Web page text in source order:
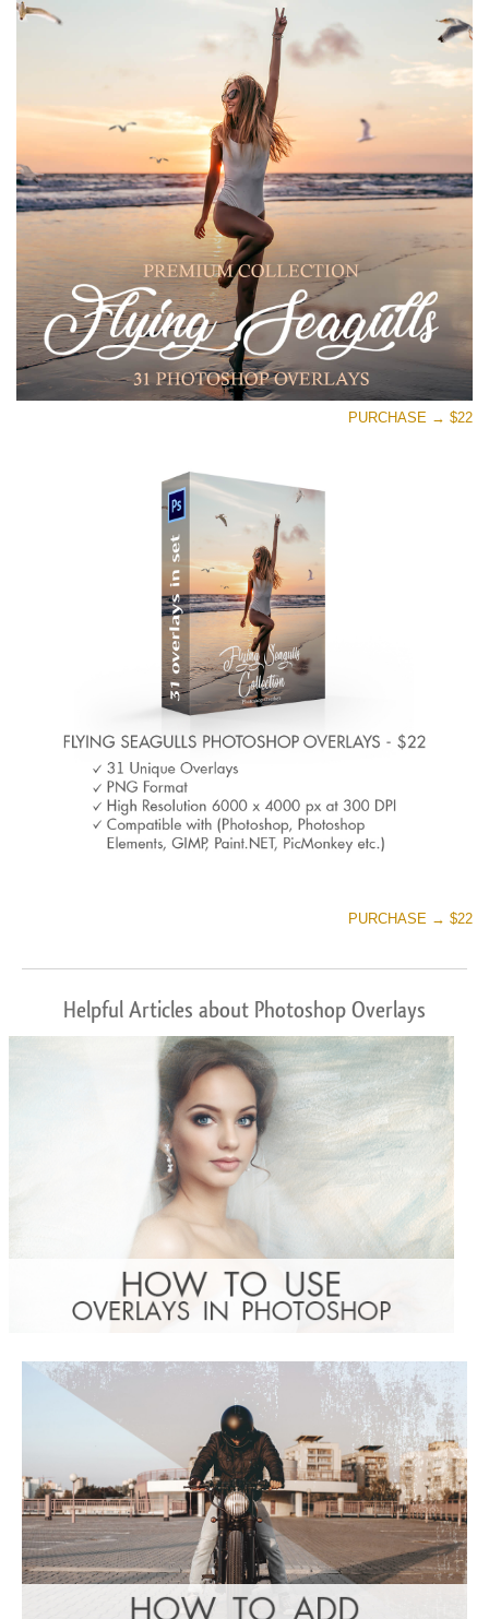
(290 Overlays)
Large 6000*4000px
Entire Collection
تنزيل مجاني
PURCHASE → $22
PURCHASE → $22
Helpful Articles about Photoshop Overlays